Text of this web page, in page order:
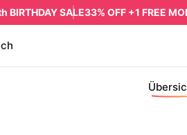
BIRTHDAY SALE33% OFF +1 FREE